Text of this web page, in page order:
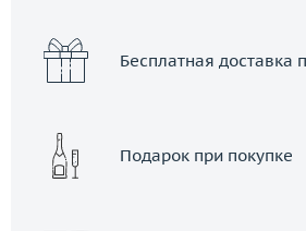
Бесплатная доставка
Подарок при покупке